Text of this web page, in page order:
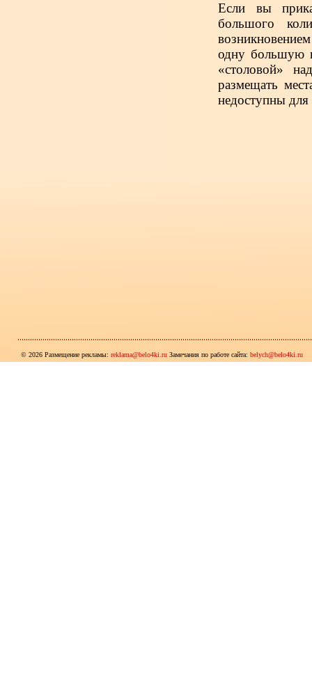
Если вы
большого
одну большую
«столовой»
размещать
недоступны
© 2026 Размещение рекламы: reklama@belo4ki.ru Замечания по работе сайта: belych@belo4ki.ru